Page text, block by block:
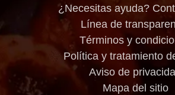
¿Necesitas ayuda?
Línea de
Términos y
Política y tratamiento
Aviso de
Mapa del sitio